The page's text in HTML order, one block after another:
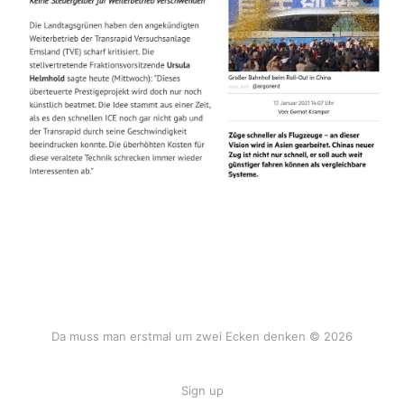
Da muss man erstmal um zwei Ecken denken © 2026
Sign up